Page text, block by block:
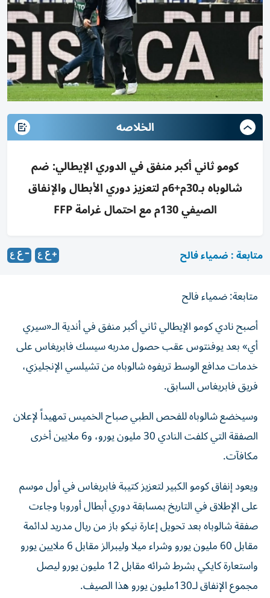
الخلاصه
كومو ثاني أكبر منفق في الدوري الإيطالي: ضم
شالوباه بـ30م+6م لتعزيز دوري الأبطال والإنفاق
الصيفي 130م مع احتمال غرامة FFP
متابعة : ضمياء فالح
متابعة: ضمياء فالح
أصبح نادي كومو الإيطالي ثاني أكبر منفق في أندية الـ«سيري
أي» بعد يوفنتوس عقب حصول مدربه سيسك فابريغاس على
خدمات مدافع الوسط تريفوه شالوباه من تشيلسي الإنجليزي،
فريق فابريغاس السابق.
وسيخضع شالوباه للفحص الطبي صباح الخميس تمهيداً لإعلان
الصفقة التي كلفت النادي 30 مليون يورو، و6 ملايين أخرى
مكافآت.
ويعود إنفاق كومو الكبير لتعزيز كتيبة فابريغاس في أول موسم
على الإطلاق في التاريخ بمسابقة دوري أبطال أوروبا وجاءت
صفقة شالوباه بعد تحويل إعارة نيكو باز من ريال مدريد لدائمة
مقابل 60 مليون يورو وشراء ميلا وليبرالز مقابل 6 ملايين يورو
واستعارة كايكي بشرط شرائه مقابل 12 مليون يورو ليصل
مجموع الإنفاق لـ130مليون يورو هذا الصيف.